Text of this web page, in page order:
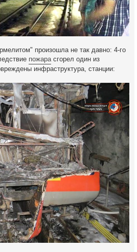
произошла не так давно: 4-го
пожара сгорел один из
инфраструктура, станции: